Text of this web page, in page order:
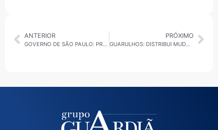
ANTERIOR
GOVERNO DE SÃO PAULO: PROGRAMA DE CAPACITAÇÃO FORMA 572 ALUNOS E AMPLIA OPORTUNIDADES DE EMPREGO
PRÓXIMO
GUARULHOS: DISTRIBUI MUDAS GRATUITAS DE ÁRVORES NATIVAS DA MATA ATLÂNTICA